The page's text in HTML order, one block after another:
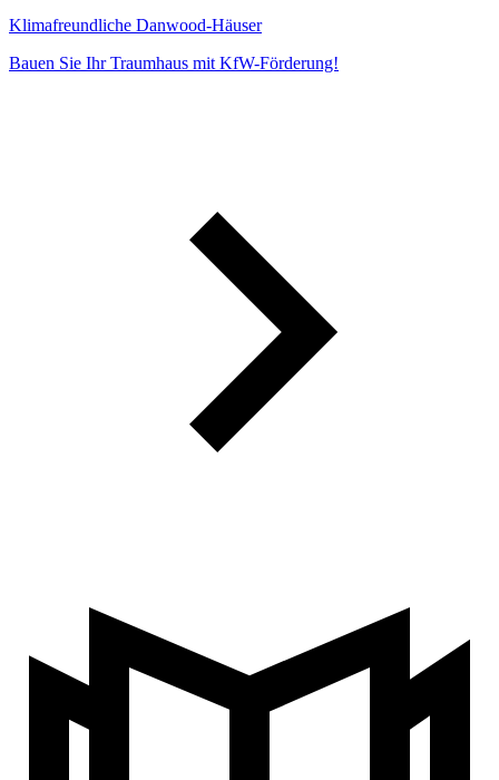
Klimafreundliche Danwood-Häuser
Bauen Sie Ihr Traumhaus mit KfW-Förderung!